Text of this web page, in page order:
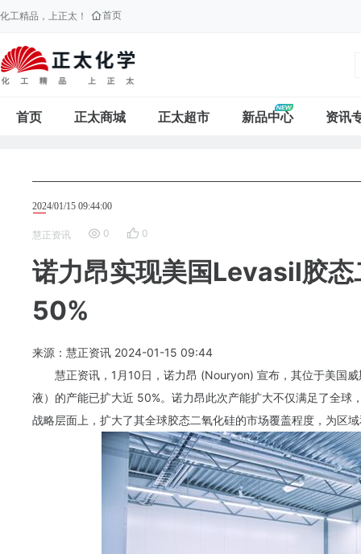
化工精品，上正太！ 首页
首页 正太商城 正太超市 新品中心 资讯
2024/01/15 09:44:00
慧正资讯 0 0
诺力昂实现美国Levasil胶
50%
来源：慧正资讯 2024-01-15 09:44
慧正资讯，1月10日，诺力昂 (Nouryon) 宣布，其位于美国
液）的产能已扩大近 50%。诺力昂此次产能扩大不仅满足了全
战略层面上，扩大了其全球胶态二氧化硅的市场覆盖程度，为区